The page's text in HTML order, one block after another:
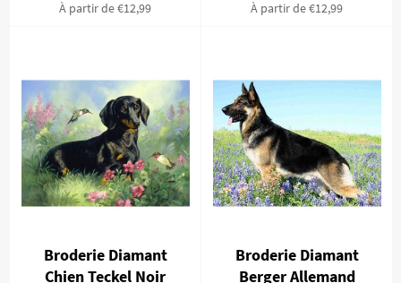
À partir de €12,99 À partir de €12,99
Broderie Diamant
Chien Teckel Noir
Broderie Diamant
Berger Allemand